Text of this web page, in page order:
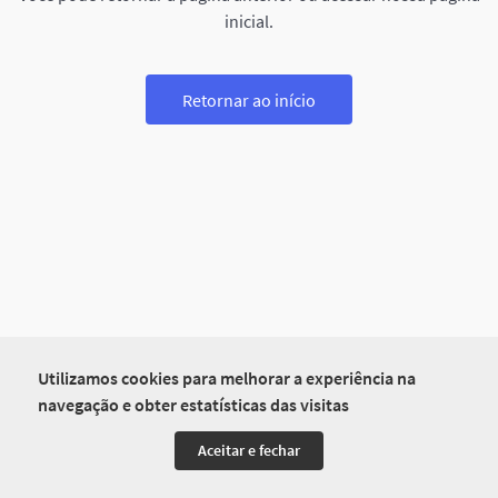
Utilizamos cookies para melhorar a experiência na
navegação e obter estatísticas das visitas
Aceitar e fechar
inicial.
Retornar ao início